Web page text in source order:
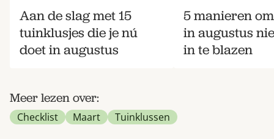
Aan de slag met 15
tuinklusjes die je nú
doet in augustus
5 manieren
in augustus
in te blazen
Meer lezen over:
Checklist Maart Tuinklussen